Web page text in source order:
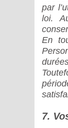
par
loi.
En
7.